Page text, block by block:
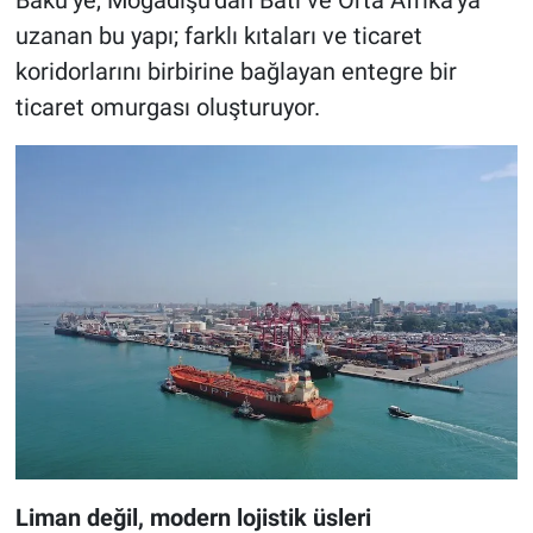
uzanan bu yapı; farklı kıtaları ve ticaret
koridorlarını birbirine bağlayan entegre bir
ticaret omurgası oluşturuyor.
Liman değil, modern lojistik üsleri